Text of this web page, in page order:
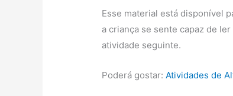
Esse material está disponível
a criança se sente capaz de
atividade seguinte.
Poderá gostar:Atividades de